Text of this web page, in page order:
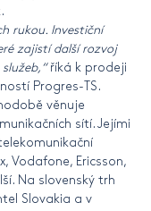
rukou. Investiční
zajistí další rozvoj
říká k prodeji
Progres-TS.
věnuje
sítí. Jejími
Vodafone, Ericsson,
Na slovenský trh
Slovakia a v